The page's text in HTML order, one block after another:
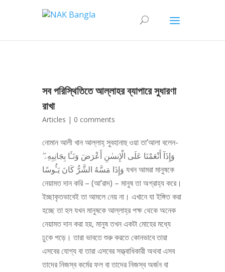
সব পরিস্থিতিতে আল্লাহর ব্যাপারে সুধারণা
রাখা
Articles | 0 comments
নোমান আলী খান আল্লাহ্‌ সুবহানাহু ওয়া তা’আলা বলেন-
وَإِذَآ أَنْعَمْنَا عَلَى الْإِنسٰنِ أَعْرَضَ وَنَـَٔا بِجَانِبِهِۦ ۖ
وَإِذَا مَسَّهُ الشَّرُّ كَانَ يَـُٔوسًا যখন আমরা মানুষকে
নেয়ামত দান করি – (আ’রাদ) – মানুষ তা অগ্রাহ্য করে।
ইচ্ছাকৃতভাবেই তা আমলে নেয় না। এখানে যা ইঙ্গিত করা
হচ্ছে তা হল যখন মানুষকে আল্লাহ্‌র পক্ষ থেকে অনেক
নেয়ামত দান করা হয়, মানুষ তখন একটা মোহের মধ্যে
ঢুকে পড়ে। তারা ভাবতে শুরু করতে কোনভাবে তারা
এসবের যোগ্য বা তারা এসবের সত্ত্বাধিকারী অথবা এসব
তাদের নিজস্ব কর্মের ফল বা তাদের নিজস্ব অর্জন বা